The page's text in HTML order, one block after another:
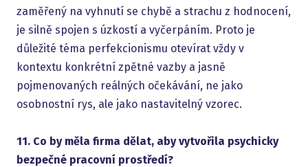
zaměřený na vyhnutí se chybě a strachu z hodnocení,
je silně spojen s úzkostí a vyčerpáním. Proto je
důležité téma perfekcionismu otevírat vždy v
kontextu konkrétní zpětné vazby a jasně
pojmenovaných reálných očekávání, ne jako
osobnostní rys, ale jako nastavitelný vzorec.
11. Co by měla firma dělat, aby vytvořila psychicky
bezpečné pracovní prostředí?